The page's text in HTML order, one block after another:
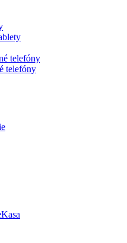
telefóny
telefóny